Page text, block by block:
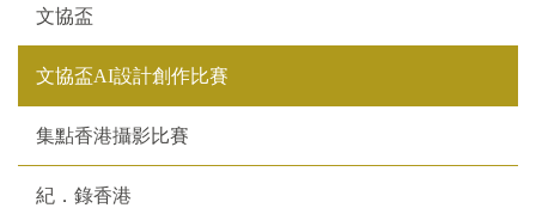
文協盃
文協盃AI設計創作比賽
集點香港攝影比賽
紀．錄香港